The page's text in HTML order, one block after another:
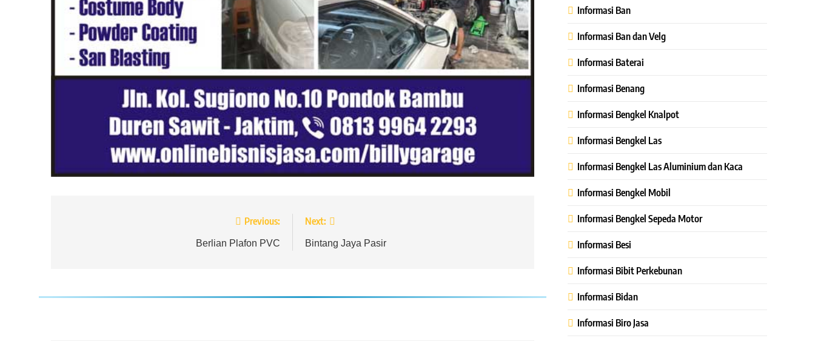
Previous:
Berlian Plafon PVC
Next:
Bintang Jaya Pasir
Informasi Ban
Informasi Ban dan Velg
Informasi Baterai
Informasi Benang
Informasi Bengkel Knalpot
Informasi Bengkel Las
Informasi Bengkel Las Aluminium dan Kaca
Informasi Bengkel Mobil
Informasi Bengkel Sepeda Motor
Informasi Besi
Informasi Bibit Perkebunan
Informasi Bidan
Informasi Biro Jasa